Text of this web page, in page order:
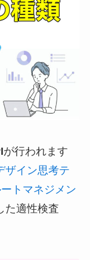
が行われます
ザイン思考テ
ートマネジメン
た適性検査